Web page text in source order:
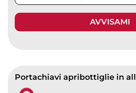
AVVISAMI